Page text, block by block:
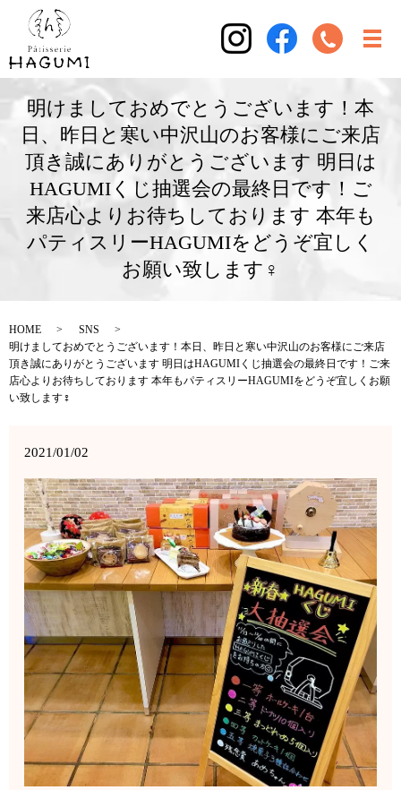
明けましておめでとうございます！本
日、昨日と寒い中沢山のお客様にご来店
頂き誠にありがとうございます 明日は
HAGUMIくじ抽選会の最終日です！ご
来店心よりお待ちしております 本年も
パティスリーHAGUMIをどうぞ宜しく
お願い致します‍♀️
HOME
SNS
明けましておめでとうございます！本日、昨日と寒い中沢山のお客様にご来店
頂き誠にありがとうございます 明日はHAGUMIくじ抽選会の最終日です！ご来
店心よりお待ちしております 本年もパティスリーHAGUMIをどうぞ宜しくお願
い致します‍♀️
2021/01/02